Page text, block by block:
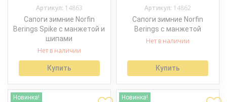
Артикул: 14863
Сапоги зимние Norfin
Berings Spike с манжетой и
шипами
Нет в наличии
Купить
Артикул: 14862
Сапоги зимние Norfin
Berings с манжетой
Нет в наличии
Купить
Новинка! Новинка!